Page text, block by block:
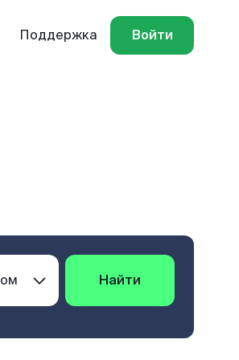
Поддержка Войти
Найти